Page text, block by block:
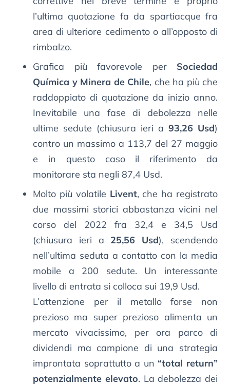
l’ultima quotazione fa da spartiacque fra
area di ulteriore cedimento o all’opposto di
rimbalzo.
Grafica più favorevole per Sociedad
Química y Minera de Chile, che ha più che
raddoppiato di quotazione da inizio anno.
Inevitabile una fase di debolezza nelle
ultime sedute (chiusura ieri a 93,26 Usd)
contro un massimo a 113,7 del 27 maggio
e in questo caso il riferimento da
monitorare sta negli 87,4 Usd.
Molto più volatile Livent, che ha registrato
due massimi storici abbastanza vicini nel
corso del 2022 fra 32,4 e 34,5 Usd
(chiusura ieri a 25,56 Usd), scendendo
nell’ultima seduta a contatto con la media
mobile a 200 sedute. Un interessante
livello di entrata si colloca sui 19,9 Usd.
L’attenzione per il metallo forse non
prezioso ma super prezioso alimenta un
mercato vivacissimo, per ora parco di
dividendi ma campione di una strategia
improntata soprattutto a un “total return”
potenzialmente elevato. La debolezza dei